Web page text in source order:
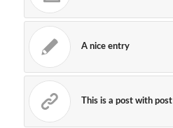
A nice entry
This is a post with post